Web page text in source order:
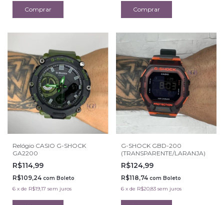
Relógio CASIO G-SHOCK
GA2200
R$114,99
R$109,24 com Boleto
6 x de R$19,17 sem juros
G-SHOCK GBD-200
(TRANSPARENTE/LARANJA)
R$124,99
R$118,74 com Boleto
6 x de R$20,83 sem juros